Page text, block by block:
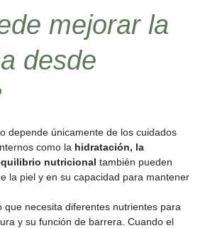
mejorar la
desde
depende únicamente de los cuidados
como la hidratación, la
nutricional también pueden
la piel y en su capacidad para mantener
que necesita diferentes nutrientes para
y su función de barrera. Cuando el